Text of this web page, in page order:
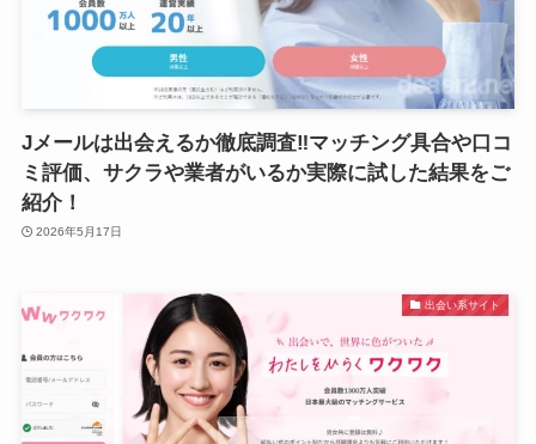
Jメールは出会えるか徹底調査‼マッチング具合や口コ
ミ評価、サクラや業者がいるか実際に試した結果をご
紹介！
2026年5月17日
出会い系サイト